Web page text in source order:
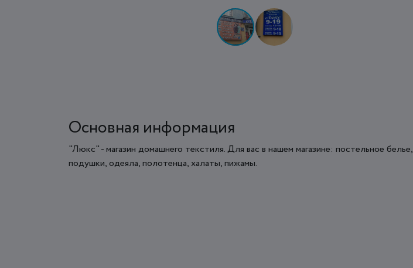
Основная информация
"Люкс" - магазин домашнего текстиля. Для вас в нашем магазине: постельное белье,
подушки, одеяла, полотенца, халаты, пижамы.